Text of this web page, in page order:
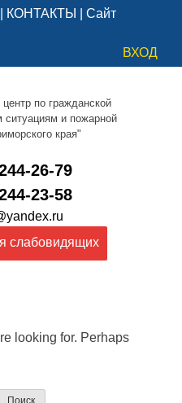
КОНТАКТЫ
Сайт
ВХОД
по гражданской
ситуациям и пожарной
края"
26-79
23-58
слабовидящих
looking for. Perhaps